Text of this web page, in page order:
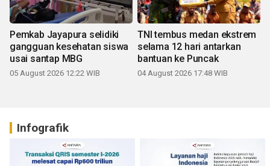
Pemkab Jayapura selidiki
gangguan kesehatan siswa
usai santap MBG
05 August 2026 12:22 WIB
TNI tembus medan ekstrem
selama 12 hari antarkan
bantuan ke Puncak
04 August 2026 17:48 WIB
Infografik